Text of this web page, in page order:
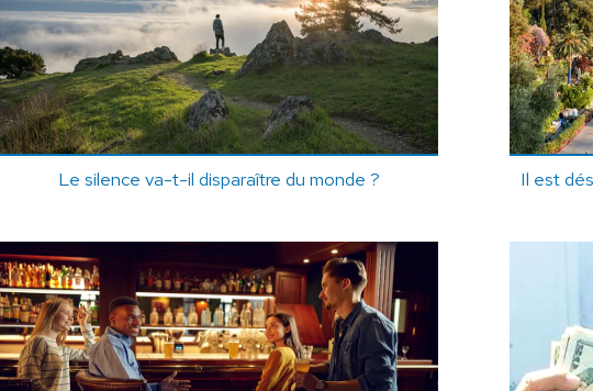
Le silence va-t-il disparaître du monde ?
Il est